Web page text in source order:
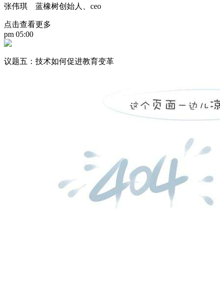
张伟琪 蓝橡树创始人、ceo
点击查看更多
pm 05:00
议题五：技术如何促进教育变革